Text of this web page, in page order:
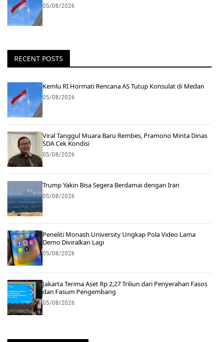
05/08/2026
RECENT POSTS
Kemlu RI Hormati Rencana AS Tutup Konsulat di Medan
05/08/2026
Viral Tanggul Muara Baru Rembes, Pramono Minta Dinas
SDA Cek Kondisi
05/08/2026
Trump Yakin Bisa Segera Berdamai dengan Iran
05/08/2026
Peneliti Monash University Ungkap Pola Video Lama
Demo Diviralkan Lagi
05/08/2026
Jakarta Terima Aset Rp 2,27 Triliun dari Penyerahan Fasos
dan Fasum Pengembang
05/08/2026